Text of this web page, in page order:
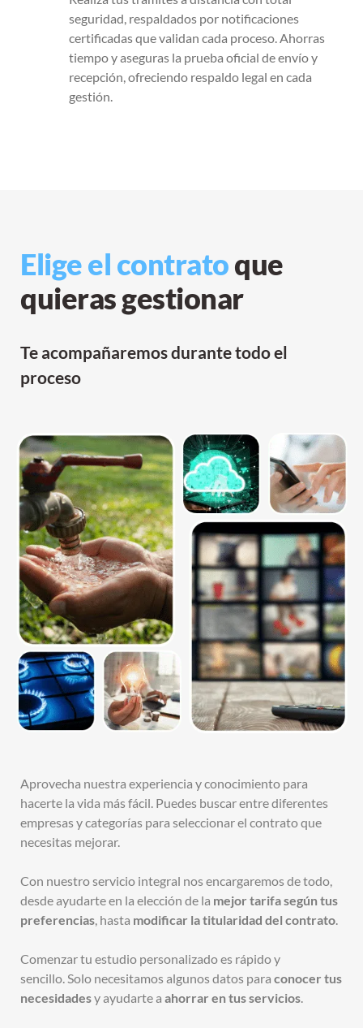
seguridad, respaldados por notificaciones
certificadas que validan cada proceso. Ahorras
tiempo y aseguras la prueba oficial de envío y
recepción, ofreciendo respaldo legal en cada
gestión.
Elige el contratoque
quieras gestionar
Te acompañaremos durante todo el
proceso
Aprovecha nuestra experiencia y conocimiento para
hacerte la vida más fácil. Puedes buscar entre diferentes
empresas y categorías para seleccionar el contrato que
necesitas mejorar.
Con nuestro servicio integral nos encargaremos de todo,
desde ayudarte en la elección de la mejor tarifa según tus
preferencias, hasta modificar la titularidad del contrato.
Comenzar tu estudio personalizado es rápido y
sencillo.Solo necesitamos algunos datos para conocer tus
necesidadesy ayudarte a ahorrar en tus servicios.